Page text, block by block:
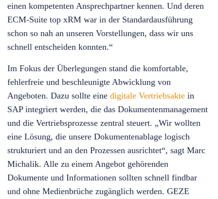
einen kompetenten Ansprechpartner kennen. Und deren
ECM-Suite top xRM war in der Standardausführung
schon so nah an unseren Vorstellungen, dass wir uns
schnell entscheiden konnten.“
Im Fokus der Überlegungen stand die komfortable,
fehlerfreie und beschleunigte Abwicklung von
Angeboten. Dazu sollte eine digitale Vertriebsakte in
SAP integriert werden, die das Dokumentenmanagement
und die Vertriebsprozesse zentral steuert. „Wir wollten
eine Lösung, die unsere Dokumentenablage logisch
strukturiert und an den Prozessen ausrichtet“, sagt Marc
Michalik. Alle zu einem Angebot gehörenden
Dokumente und Informationen sollten schnell findbar
und ohne Medienbrüche zugänglich werden. GEZE